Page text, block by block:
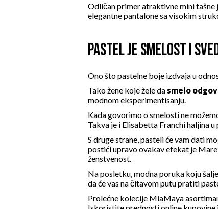
Odličan primer atraktivne mini tašne
elegantnepantalone sa visokim
PASTEL JE SMELOST I
Ono što pastelne boje izdvaja u
Tako žene koje žele da smelo
modnom eksperimentisanju.
Kada govorimo o smelosti ne
Takva je i Elisabetta Franchi haljina
S druge strane, pasteli će vam dati
postići upravo ovakav efekat je
ženstvenost.
Na posletku, modna poruka koju
da će vas na čitavom putu pratiti
Prolećne kolecije MiaMaya